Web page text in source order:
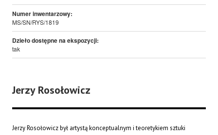
Numer inwentarzowy:
MS/SN/RYS/1819
Dzieło dostępne na ekspozycji:
tak
Jerzy Rosołowicz
Jerzy Rosołowicz był artystą konceptualnym i teoretykiem sztuki